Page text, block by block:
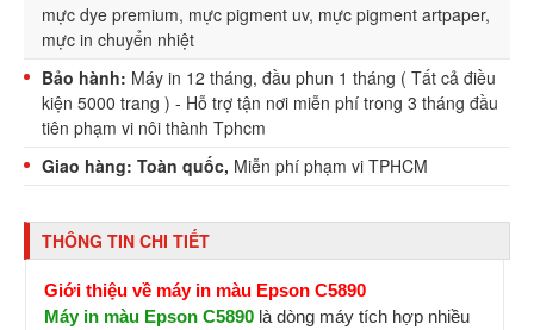
mực dye premium, mực pigment uv, mực pigment artpaper,
mực in chuyển nhiệt
Bảo hành: Máy in 12 tháng, đầu phun 1 tháng ( Tất cả điều
kiện 5000 trang ) - Hỗ trợ tận nơi miễn phí trong 3 tháng đầu
tiên phạm vi nôi thành Tphcm
Giao hàng: Toàn quốc, Miễn phí phạm vi TPHCM
THÔNG TIN CHI TIẾT
Giới thiệu về máy in màu Epson C5890
Máy in màu Epson C5890 là dòng máy tích hợp nhiều